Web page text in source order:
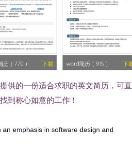
供的一份适合求职的英文简历，可直
到称心如意的工作！
emphasis in software design and